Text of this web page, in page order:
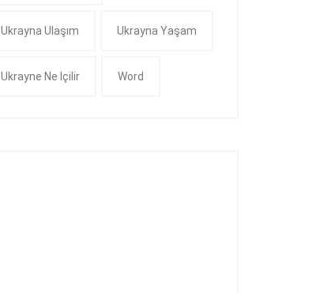
Ukrayna Ulaşım Ukrayna Yaşam
Ukrayne Ne Içilir Word